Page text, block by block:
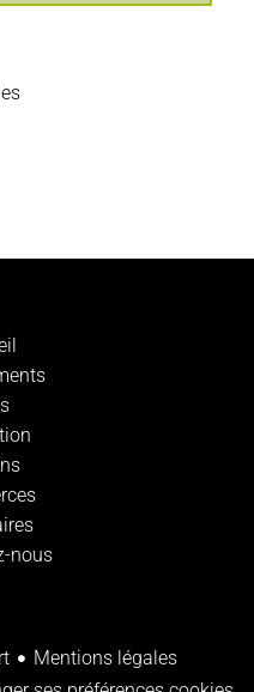
nous
Mentions légales